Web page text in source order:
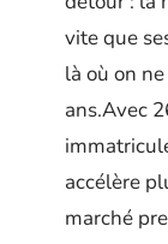
vite que
là où on
ans.Avec
accélère
marché